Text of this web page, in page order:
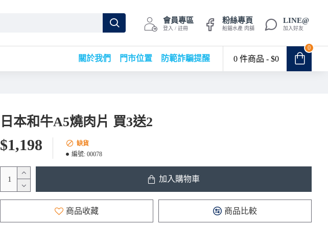
會員專區
登入 / 註冊
粉絲專頁
船錨水產 肉舖
LINE@
加入好友
關於我們 門市位置 防範詐騙提醒 0 件商品 - $0
0
日本和牛A5燒肉片 買3送2
$1,198
缺貨
編號: 00078
加入購物車
商品收藏 商品比較